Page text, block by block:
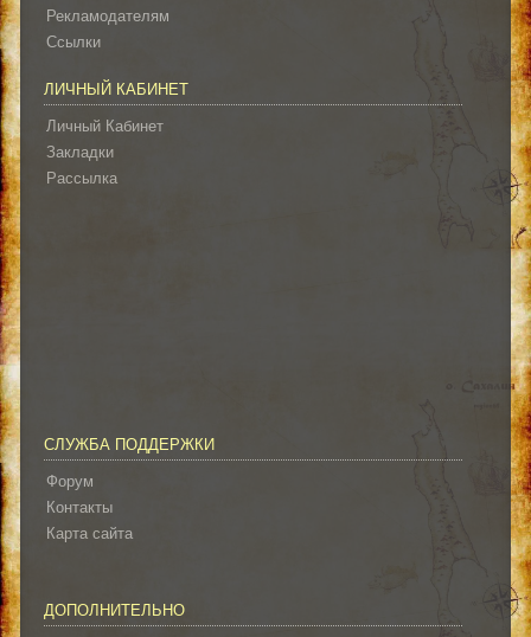
Рекламодателям
Ссылки
ЛИЧНЫЙ КАБИНЕТ
Личный Кабинет
Закладки
Рассылка
СЛУЖБА ПОДДЕРЖКИ
Форум
Контакты
Карта сайта
ДОПОЛНИТЕЛЬНО